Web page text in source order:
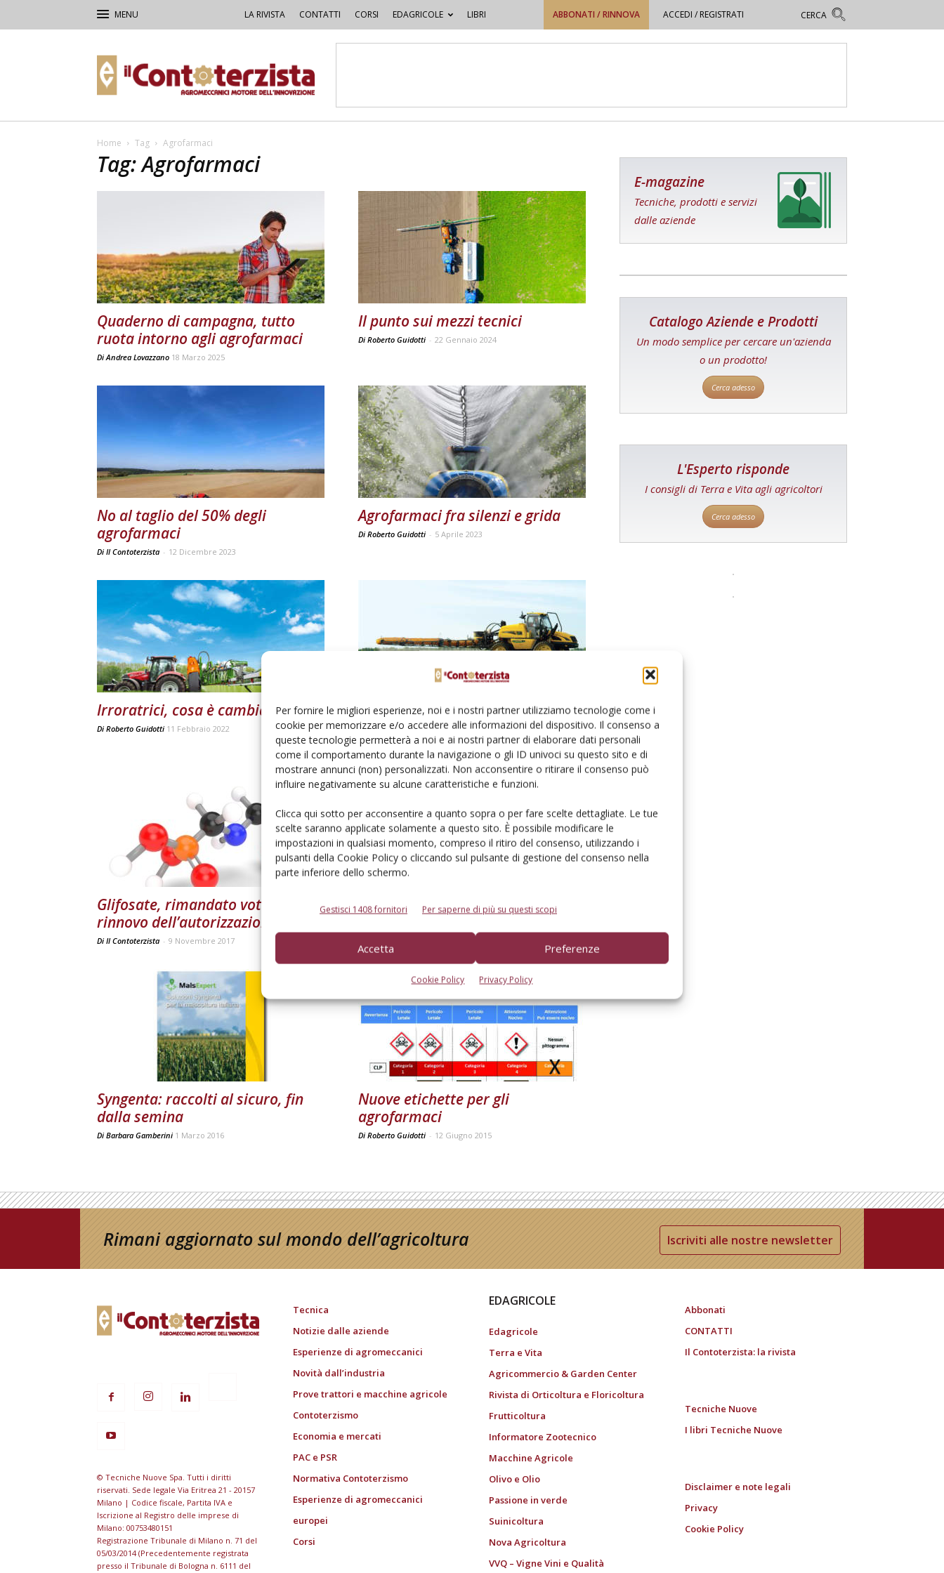
Per fornire le migliori esperienze, noi e i nostri partner utilizziamo tecnologie come i
cookie per memorizzare e/o accedere alle informazioni del dispositivo. Il consenso a
queste tecnologie permetterà a noi e ai nostri partner di elaborare dati personali
come il comportamento durante la navigazione o gli ID univoci su questo sito e di
mostrare annunci (non) personalizzati. Non acconsentire o ritirare il consenso può
influire negativamente su alcune caratteristiche e funzioni.
Clicca qui sotto per acconsentire a quanto sopra o per fare scelte dettagliate. Le tue
scelte saranno applicate solamente a questo sito. È possibile modificare le
impostazioni in qualsiasi momento, compreso il ritiro del consenso, utilizzando i
pulsanti della Cookie Policy o cliccando sul pulsante di gestione del consenso nella
parte inferiore dello schermo.
Gestisci 1408 fornitori Per saperne di più su questi scopi
Accetta Preferenze
Cookie Policy Privacy Policy
LA RIVISTA CONTATTI CORSI EDAGRICOLE LIBRI ABBONATI / RINNOVA ACCEDI / REGISTRATI
Contoterzista
Home Tag Agrofarmaci
Tag: Agrofarmaci
Quaderno di campagna, tutto
ruota intorno agli agrofarmaci
DiAndrea Lovazzano 18 Marzo 2025
Il punto sui mezzi tecnici
Di Roberto Guidotti - 22 Gennaio 2024
No al taglio del 50% degli
agrofarmaci
Di Il Contoterzista - 12 Dicembre 2023
Agrofarmaci fra silenzi e grida
Di Roberto Guidotti - 5 Aprile 2023
Irroratrici, cosa è cambiato?
Di Roberto Guidotti 11 Febbraio 2022
Difesa fitosanitaria alla prova del
Pan
DiRoberto Guidotti 10 Gennaio 2021
Glifosate, rimandato voto Ue sul
rinnovo dell’autorizzazione
Di Il Contoterzista - 9 Novembre 2017
Con ‘Mais in Italy’ Syngenta
Syngenta: raccolti al sicuro, fin
dalla semina
Di Barbara Gamberini 1 Marzo 2016
Nuove etichette per gli
agrofarmaci
Di Roberto Guidotti - 12 Giugno 2015
E-magazine
Tecniche, prodotti e servizi
dalle aziende
Catalogo Aziende e Prodotti
Un modo semplice per cercare un'azienda
o un prodotto!
Cerca adesso
L'Esperto risponde
I consigli di Terra e Vita agli agricoltori
Cerca adesso
Rimani aggiornato sul mondo dell’agricoltura Iscriviti alle nostre newsletter
© Tecniche Nuove Spa. Tutti i diritti
riservati. Sede legale Via Eritrea 21 - 20157
Milano | Codice fiscale, Partita IVA e
Iscrizione al Registro delle imprese di
Milano: 00753480151
Registrazione Tribunale di Milano n. 71 del
05/03/2014 (Precedentemente registrata
presso il Tribunale di Bologna n. 6111 del
Tecnica
Notizie dalle aziende
Esperienze di agromeccanici
Novità dall’industria
Prove trattori e macchine agricole
Contoterzismo
Economia e mercati
PAC e PSR
Normativa Contoterzismo
Esperienze di agromeccanici
europei
Corsi
EDAGRICOLE
Edagricole
Terra e Vita
Agricommercio & Garden Center
Rivista di Orticoltura e Floricoltura
Frutticoltura
Informatore Zootecnico
Macchine Agricole
Olivo e Olio
Passione in verde
Suinicoltura
Nova Agricoltura
VVQ – Vigne Vini e Qualità
Abbonati
CONTATTI
Il Contoterzista: la rivista
Tecniche Nuove
I libri Tecniche Nuove
Disclaimer e note legali
Privacy
Cookie Policy